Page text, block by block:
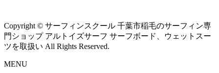
Copyright © サーフィンスクール 千葉市稲毛のサーフィン専
門ショップ アルトイズサーフ サーフボード、ウェットスー
ツを取扱い All Rights Reserved.
MENU